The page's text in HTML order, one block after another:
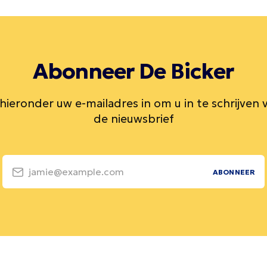
Abonneer De Bicker
uw e-mailadres in om u in te schrijven
de nieuwsbrief
jamie@example.com ABONNEER